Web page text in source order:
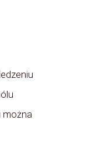
można